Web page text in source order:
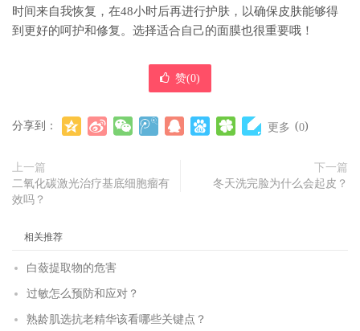
时间来自我恢复，在48小时后再进行护肤，以确保皮肤能够得
到更好的呵护和修复。选择适合自己的面膜也很重要哦！
赞(0)
分享到： 更多 (0)
上一篇
二氧化碳激光治疗基底细胞瘤有
效吗？
下一篇
冬天洗完脸为什么会起皮？
相关推荐
白蔹提取物的危害
过敏怎么预防和应对？
熟龄肌选抗老精华该看哪些关键点？